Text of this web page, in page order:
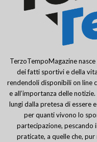
TerzoTempoMagazine
dei fatti sportivi e della
rendendoli disponibili on line
e all’importanza delle
lungi dalla pretesa di essere
per quanti vivono lo
partecipazione, pescando
praticate, a quelle che,